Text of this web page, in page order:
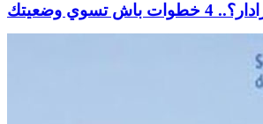
تسوي وضعيتك